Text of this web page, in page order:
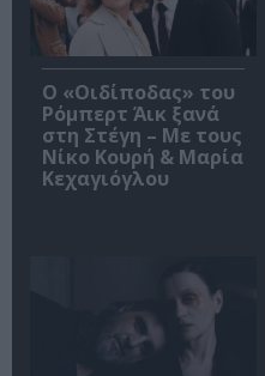
O «Οιδίποδας» του
Ρόμπερτ Άικ ξανά
στη Στέγη – Με τους
Νίκο Κουρή & Μαρία
Κεχαγιόγλου